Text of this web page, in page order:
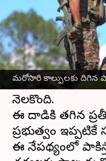
మరోసారి కాల్పులకు దిగిన
వ్రాసిన వారు Sirish Praharaju
ఈ వార్తాకథనం ఏంటి
జమ్ముకశ్మీర్‌లోని
అనంతరం భారత్-
నెలకొంది.
ఈ దాడికి తగిన
ప్రభుత్వం ఇప్పటికే
ఈ నేపథ్యంలో